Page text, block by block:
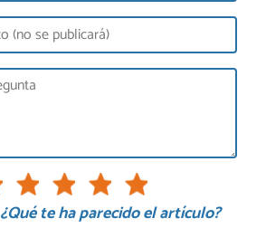
¿Qué te ha parecido el artículo?